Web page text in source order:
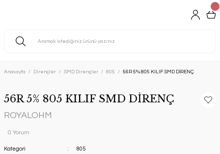
Anasayfa Dirençler SMD Dirençler 805 56R 5% 805 KILIF SMD DİRENÇ
56R 5% 805 KILIF SMD DİRENÇ
ROYALOHM
0 Yorum
Kategori
805